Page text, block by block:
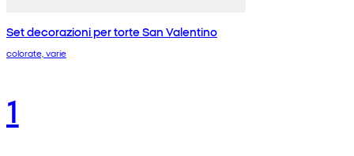
Set decorazioni per torte San Valentino
colorate, varie
1